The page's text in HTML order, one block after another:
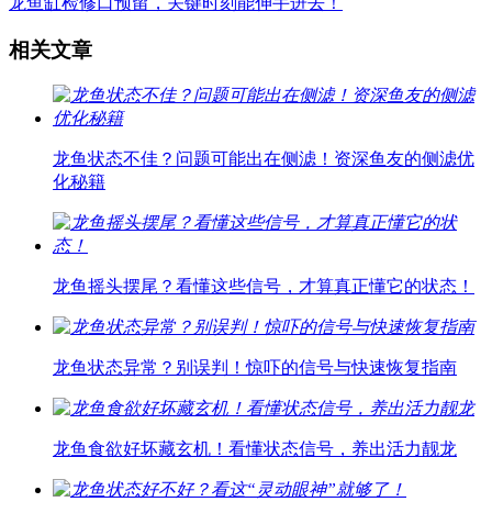
相关文章
龙鱼状态不佳？问题可能出在侧滤！资深鱼友的侧滤优
化秘籍
龙鱼摇头摆尾？看懂这些信号，才算真正懂它的状态！
龙鱼状态异常？别误判！惊吓的信号与快速恢复指南
龙鱼食欲好坏藏玄机！看懂状态信号，养出活力靓龙